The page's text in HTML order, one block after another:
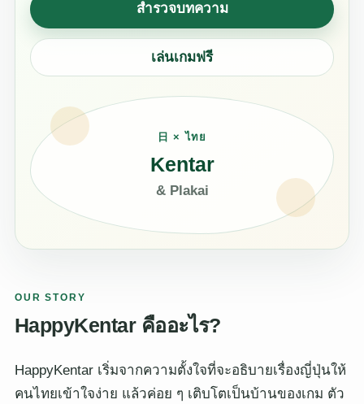
สำรวจบทความ
เล่นเกมฟรี
日 × ไทย
Kentar
& Plakai
OUR STORY
HappyKentar คืออะไร?
HappyKentar เริ่มจากความตั้งใจที่จะอธิบายเรื่องญี่ปุ่นให้
คนไทยเข้าใจง่าย แล้วค่อย ๆ เติบโตเป็นบ้านของเกม ตัว